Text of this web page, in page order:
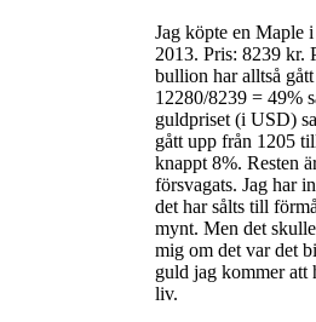
Jag köpte en Maple
2013. Pris: 8239 kr.
bullion har alltså
12280/8239 = 49%
guldpriset (i USD)
gått upp från 1205
knappt 8%. Resten
försvagats. Jag har
det har sålts till
mynt. Men det
mig om det var det
guld jag kommer att
liv.